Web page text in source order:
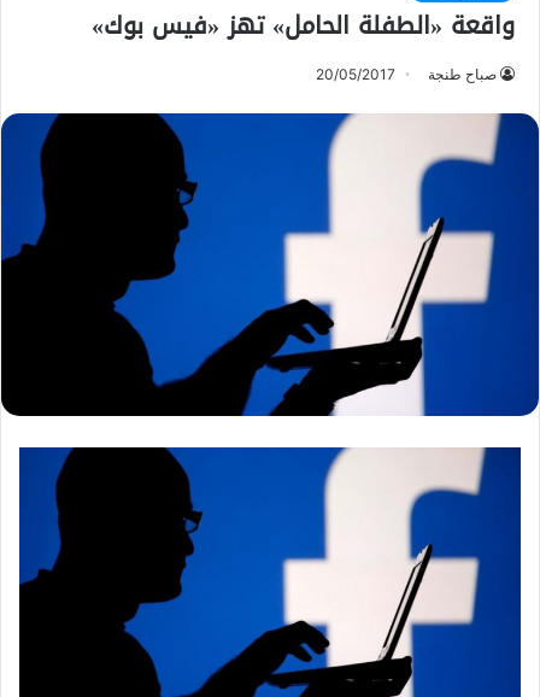
واقعة «الطفلة الحامل» تهز «فيس بوك»
صباح طنجة 20/05/2017